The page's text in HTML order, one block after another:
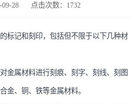
09-28 点击次数：1732
标记和刻印，包括但不限于以下几种材
金属材料进行刻痕、刻字、刻线、刻图
金、铜、铁等金属材料。
大族激光光纤打标机
二氧化碳激光打标机